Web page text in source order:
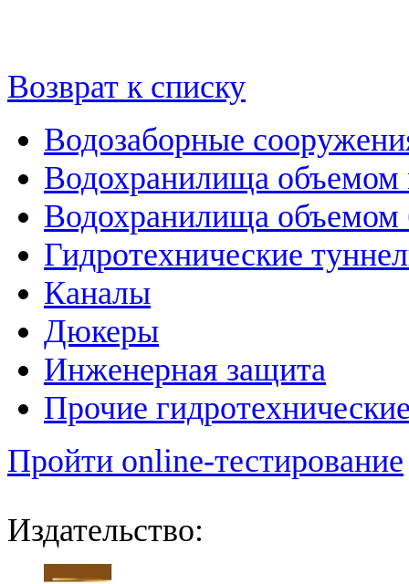
Возврат к списку
Водозаборные
Водохранилища
Водохранилища объемом
Гидротехнические
Каналы
Дюкеры
Инженерная защита
Прочие
Пройти online-тестирование
Издательство: